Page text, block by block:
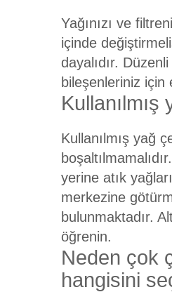
Yağınızı ve
içinde
dayalıdır.
bileşenleriniz için
Kullanılmış yağ
yerine atık
merkezine
bulunmaktadır.
öğrenin.
Neden çok
hangisini